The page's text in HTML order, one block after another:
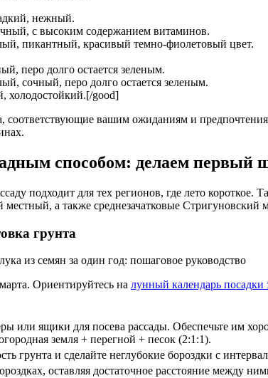
нежный.
с высоким содержанием витаминов.
пикантный, красивый темно-фиолетовый цвет.
перо долго остается зеленым.
сочный, перо долго остается зеленым.
холодостойкий.[/good]
соответствующие вашим ожиданиям и
способом: делаем первый
подходит для тех регионов, где лето
а также среднезачатковые
грунта
Ориентируйтесь на лунный календарь посадки
или ящики для посева рассады. Обеспечьте им
земля + перегной + песок (2:1:1).
грунта и сделайте неглубокие бороздки с
оставляя достаточное расстояние между